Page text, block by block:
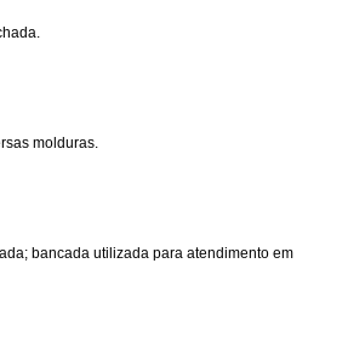
molduras.
bancada utilizada para atendimento em